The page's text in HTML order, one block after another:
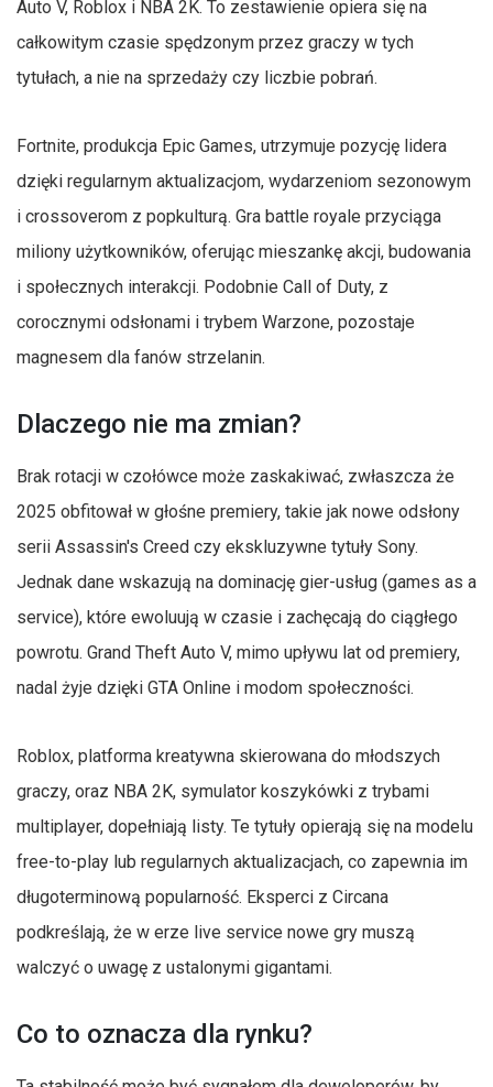
Auto V, Roblox i NBA 2K. To zestawienie opiera się na
całkowitym czasie spędzonym przez graczy w tych
tytułach, a nie na sprzedaży czy liczbie pobrań.
Fortnite, produkcja Epic Games, utrzymuje pozycję lidera
dzięki regularnym aktualizacjom, wydarzeniom sezonowym
i crossoverom z popkulturą. Gra battle royale przyciąga
miliony użytkowników, oferując mieszankę akcji, budowania
i społecznych interakcji. Podobnie Call of Duty, z
corocznymi odsłonami i trybem Warzone, pozostaje
magnesem dla fanów strzelanin.
Dlaczego nie ma zmian?
Brak rotacji w czołówce może zaskakiwać, zwłaszcza że
2025 obfitował w głośne premiery, takie jak nowe odsłony
serii Assassin's Creed czy ekskluzywne tytuły Sony.
Jednak dane wskazują na dominację gier-usług (games as a
service), które ewoluują w czasie i zachęcają do ciągłego
powrotu. Grand Theft Auto V, mimo upływu lat od premiery,
nadal żyje dzięki GTA Online i modom społeczności.
Roblox, platforma kreatywna skierowana do młodszych
graczy, oraz NBA 2K, symulator koszykówki z trybami
multiplayer, dopełniają listy. Te tytuły opierają się na modelu
free-to-play lub regularnych aktualizacjach, co zapewnia im
długoterminową popularność. Eksperci z Circana
podkreślają, że w erze live service nowe gry muszą
walczyć o uwagę z ustalonymi gigantami.
Co to oznacza dla rynku?